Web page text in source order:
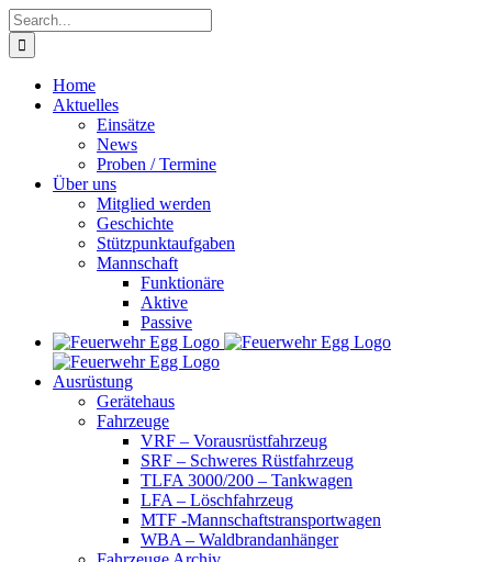
Skip
to
content
Search
for:
Home
Aktuelles
Einsätze
News
Proben / Termine
Über uns
Mitglied werden
Geschichte
Stützpunktaufgaben
Mannschaft
Funktionäre
Aktive
Passive
Ausrüstung
Gerätehaus
Fahrzeuge
VRF – Vorausrüstfahrzeug
SRF – Schweres Rüstfahrzeug
TLFA 3000/200 – Tankwagen
LFA – Löschfahrzeug
MTF -Mannschaftstransportwagen
WBA – Waldbrandanhänger